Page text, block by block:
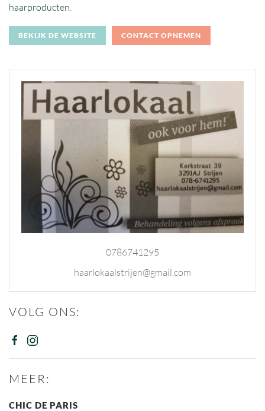
haarproducten.
BEKIJK DE WEBSITE CONTACT OPNEMEN
0786741295
haarlokaalstrijen@gmail.com
VOLG ONS:
MEER:
CHIC DE PARIS